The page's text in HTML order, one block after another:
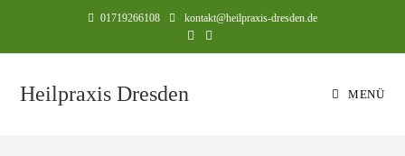
01719266108 kontakt@heilpraxis-dresden.de
Heilpraxis Dresden MENÜ